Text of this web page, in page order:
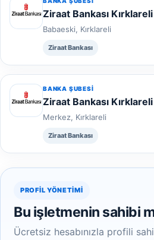
Ziraat Bankası
Babaeski, Kırklareli
Ziraat Bankası
BANKA ŞUBESI
Ziraat Bankası
Merkez, Kırklareli
Ziraat Bankası
PROFIL YÖNETIMI
Bu işletmenin sahibi
Ücretsiz hesabınızla profili